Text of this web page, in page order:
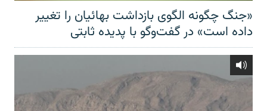
«جنگ چگونه الگوی بازداشت بهائیان را تغییر
داده است» در گفت‌وگو با پدیده ثابتی